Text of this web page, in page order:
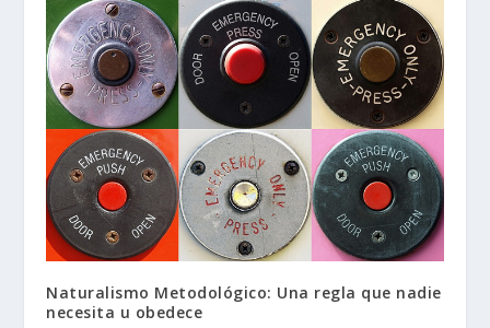
Naturalismo Metodológico: Una regla que nadie
necesita u obedece